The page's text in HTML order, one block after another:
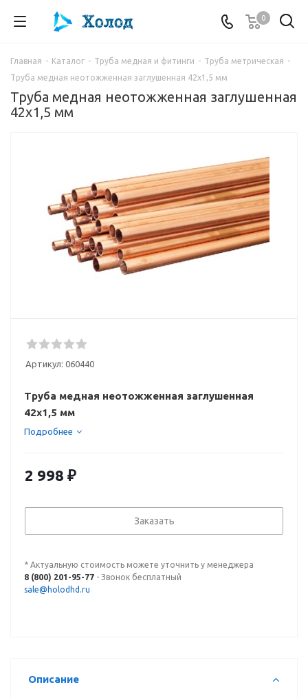
0
Главная - Каталог - Труба медная и фитинги - Труба метрическая -
Труба медная неотожженная заглушенная 42х1,5 мм
Труба медная неотожженная заглушенная
42х1,5 мм
Артикул: 060440
Труба медная неотожженная заглушенная
42х1,5 мм
Подробнее
2 998 ₽
Заказать
* Актуальную стоимость можете уточнить у менеджера
8 (800) 201-95-77 - Звонок бесплатный
sale@holodhd.ru
Описание